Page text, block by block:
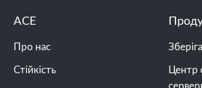
ACE
Про нас
Стійкість
Центр